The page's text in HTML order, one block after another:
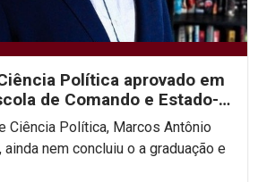
Política aprovado em
de Comando e Estado-
Ciência Política, Marcos Antônio
nem concluiu o a graduação e